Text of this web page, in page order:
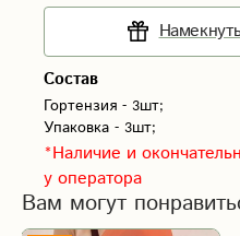
Состав
Гортензия - 3шт;
*Наличие и
у оператора
Вам могут